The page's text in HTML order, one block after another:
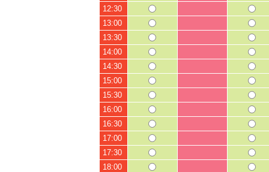
12:30
13:00
13:30
14:00
14:30
15:00
15:30
16:00
16:30
17:00
17:30
18:00